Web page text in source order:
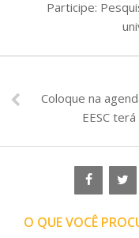
Participe:
Coloque na
EESC
O QUE VOCÊ